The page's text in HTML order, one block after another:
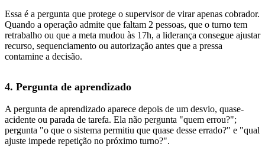
Essa é a pergunta que protege o supervisor de virar apenas cobrador.
Quando a operação admite que faltam 2 pessoas, que o turno tem
retrabalho ou que a meta mudou às 17h, a liderança consegue ajustar
recurso, sequenciamento ou autorização antes que a pressa
contamine a decisão.
4. Pergunta de aprendizado
A pergunta de aprendizado aparece depois de um desvio, quase-
acidente ou parada de tarefa. Ela não pergunta "quem errou?";
pergunta "o que o sistema permitiu que quase desse errado?" e "qual
ajuste impede repetição no próximo turno?".